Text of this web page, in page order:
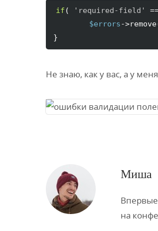
if ( 'required-field'
$errors->remove
}
Не знаю, как у вас, а у
Миша
Впервые
на